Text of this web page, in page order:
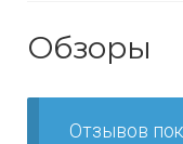
Обзоры
Отзывов